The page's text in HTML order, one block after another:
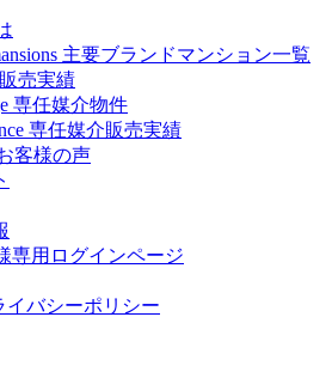
主要ブランドマンション一覧
販売実績
専任媒介物件
専任媒介販売実績
客様の声
専用ログインページ
イバシーポリシー